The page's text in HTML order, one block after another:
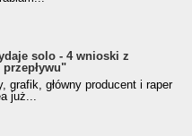
solo - 4 wnioski z
przepływu"
grafik, główny producent i raper
już...